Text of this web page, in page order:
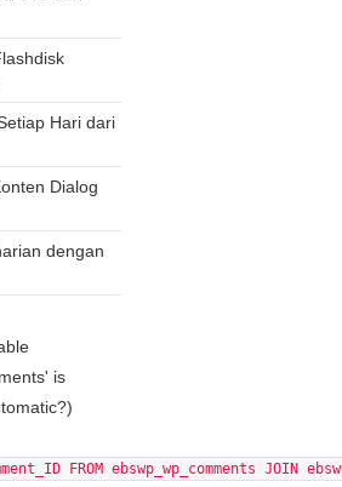
Hari dari
Dialog
dengan
is
FROM ebswp_wp_comments